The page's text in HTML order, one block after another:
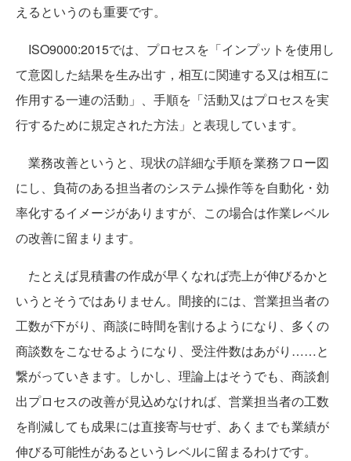
えるというのも重要です。
ISO9000:2015では、プロセスを「インプットを使用し
て意図した結果を生み出す，相互に関連する又は相互に
作用する一連の活動」、手順を「活動又はプロセスを実
行するために規定された方法」と表現しています。
業務改善というと、現状の詳細な手順を業務フロー図
にし、負荷のある担当者のシステム操作等を自動化・効
率化するイメージがありますが、この場合は作業レベル
の改善に留まります。
たとえば見積書の作成が早くなれば売上が伸びるかと
いうとそうではありません。間接的には、営業担当者の
工数が下がり、商談に時間を割けるようになり、多くの
商談数をこなせるようになり、受注件数はあがり……と
繋がっていきます。しかし、理論上はそうでも、商談創
出プロセスの改善が見込めなければ、営業担当者の工数
を削減しても成果には直接寄与せず、あくまでも業績が
伸びる可能性があるというレベルに留まるわけです。